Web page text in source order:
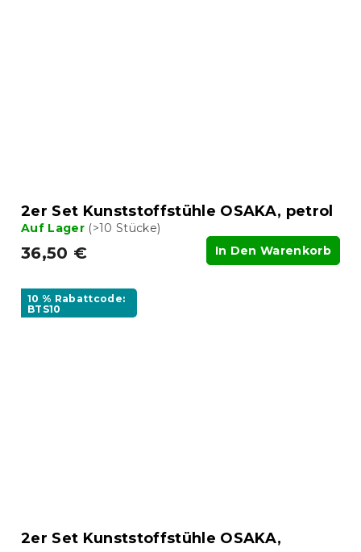
2er Set Kunststoffstühle OSAKA, petrol
Auf Lager (>10 Stücke)
36,50 € In Den Warenkorb
10 % Rabattcode:
BTS10
2er Set Kunststoffstühle OSAKA,